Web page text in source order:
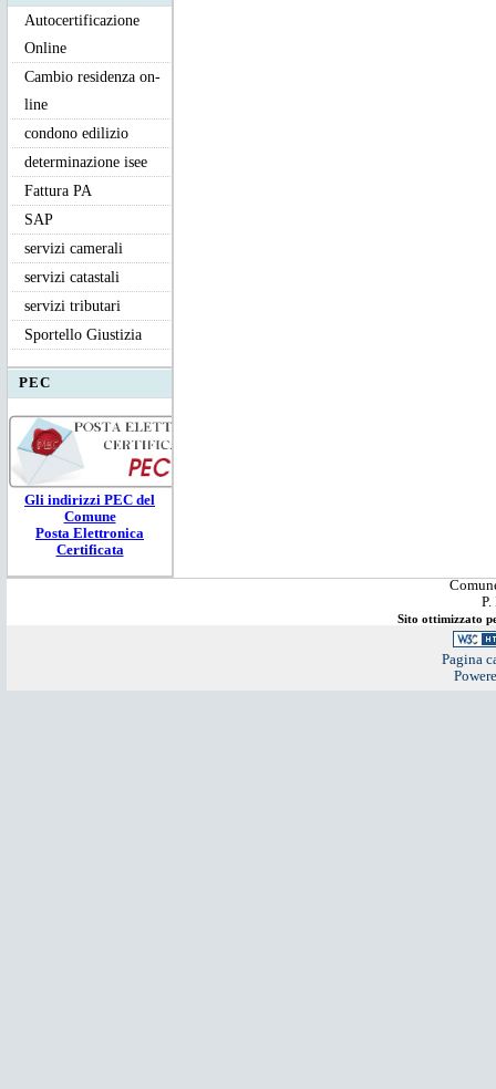
Autocertificazione
Online
Cambio residenza on-
line
condono edilizio
determinazione isee
Fattura PA
SAP
servizi camerali
servizi catastali
servizi tributari
Sportello Giustizia
PEC
Gli indirizzi PEC del
Comune
Posta Elettronica
Certificata
Sito ottimizzato
Pagina